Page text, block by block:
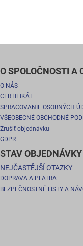
O SPOLOČNOSTI A
O NÁS
CERTIFIKÁT
SPRACOVANIE OSOBNÝCH
VŠEOBECNÉ OBCHODNÉ
Zrušiť objednávku
GDPR
STAV OBJEDNÁVKY
NEJČASTĚJŠÍ OTAZKY
DOPRAVA A PLATBA
BEZPEČNOSTNÉ LISTY A